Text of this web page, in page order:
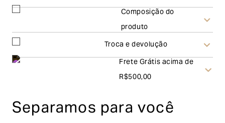
Composição do
produto
Troca e devolução
dias corridos, a contar do recebimento do produto. Ao
Frete Grátis acima de
R$500,00
Separamos para você